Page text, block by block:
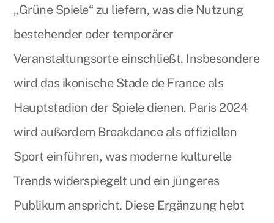
„Grüne Spiele“ zu liefern, was die Nutzung
bestehender oder temporärer
Veranstaltungsorte einschließt. Insbesondere
wird das ikonische Stade de France als
Hauptstadion der Spiele dienen. Paris 2024
wird außerdem Breakdance als offiziellen
Sport einführen, was moderne kulturelle
Trends widerspiegelt und ein jüngeres
Publikum anspricht. Diese Ergänzung hebt